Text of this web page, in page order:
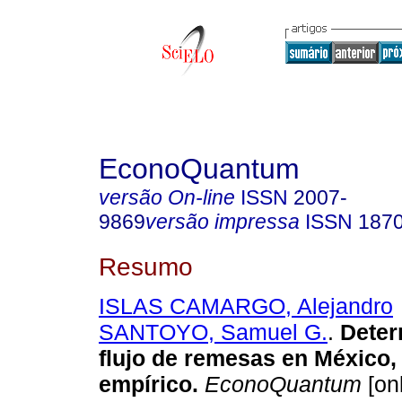
EconoQuantum
versão On-line ISSN 2007-
9869versão impressa ISSN
Resumo
ISLAS CAMARGO, Alejandro
SANTOYO, Samuel G..
flujo de remesas en
empírico. EconoQuantum